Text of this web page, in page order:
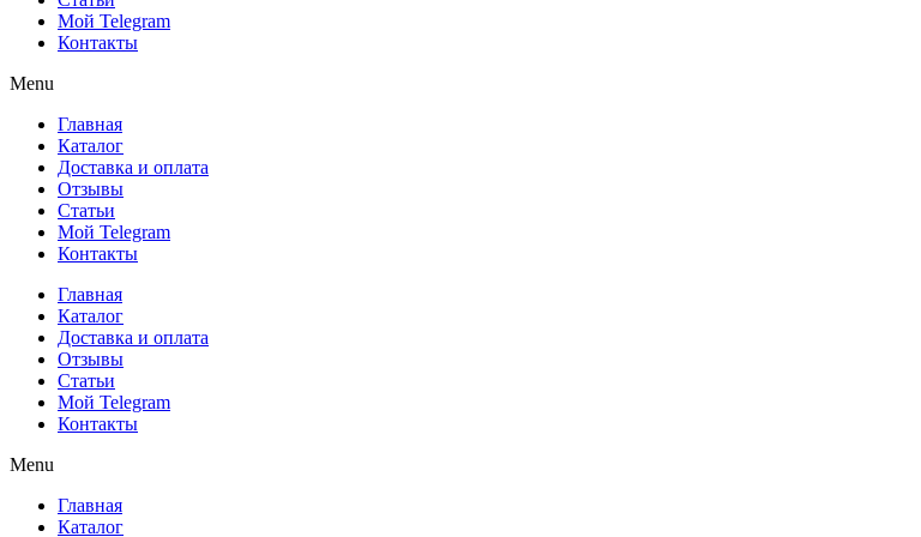
Мой Telegram
Контакты
Menu
Главная
Каталог
Доставка и оплата
Отзывы
Статьи
Мой Telegram
Контакты
Главная
Каталог
Доставка и оплата
Отзывы
Статьи
Мой Telegram
Контакты
Menu
Главная
Каталог